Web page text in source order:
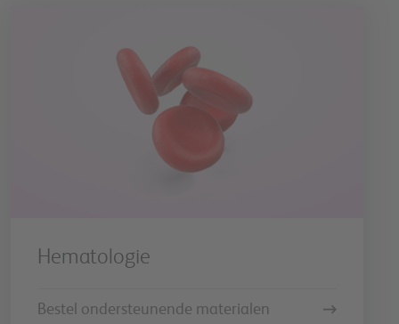
Hematologie
Bestel ondersteunende materialen